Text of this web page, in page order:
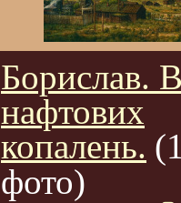
Борислав.
нафтових
копалень.
фото)